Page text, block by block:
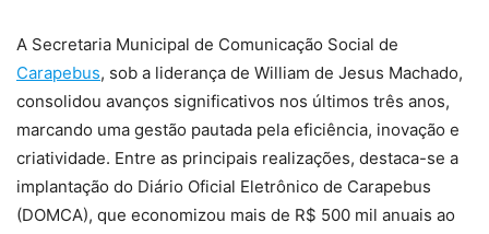
A Secretaria Municipal de Comunicação Social de
Carapebus, sob a liderança de William de Jesus Machado,
consolidou avanços significativos nos últimos três anos,
marcando uma gestão pautada pela eficiência, inovação e
criatividade. Entre as principais realizações, destaca-se a
implantação do Diário Oficial Eletrônico de Carapebus
(DOMCA), que economizou mais de R$ 500 mil anuais ao